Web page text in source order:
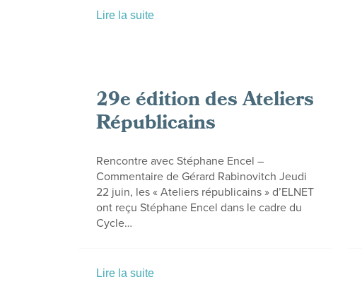
Lire la suite
29e édition des Ateliers
Républicains
Rencontre avec Stéphane Encel –
Commentaire de Gérard Rabinovitch Jeudi
22 juin, les « Ateliers républicains » d’ELNET
ont reçu Stéphane Encel dans le cadre du
Cycle…
Lire la suite